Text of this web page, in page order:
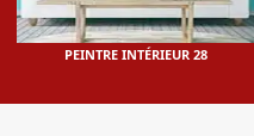
PEINTRE INTÉRIEUR 28